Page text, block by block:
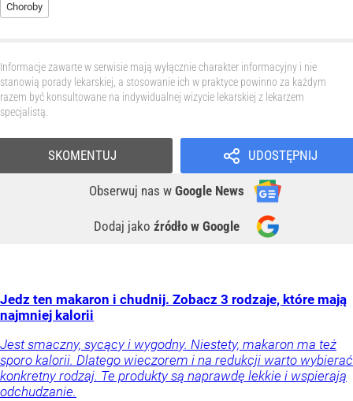
Choroby
Informacje zawarte w serwisie mają wyłącznie charakter informacyjny i nie
stanowią porady lekarskiej, a stosowanie ich w praktyce powinno za każdym
razem być konsultowane na indywidualnej wizycie lekarskiej z lekarzem
specjalistą.
UDOSTĘPNIJ
Obserwuj nas w Google News
Dodaj jako źródło w Google
SKOMENTUJ
Jedz ten makaron i chudnij. Zobacz 3 rodzaje, które mają
najmniej kalorii
Jest smaczny, sycący i wygodny. Niestety, makaron ma też
sporo kalorii. Dlatego wieczorem i na redukcji warto wybierać
konkretny rodzaj. Te produkty są naprawdę lekkie i wspierają
odchudzanie.